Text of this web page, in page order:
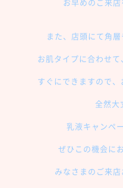
また、店頭にて角
お肌タイプに合わせ
すぐにできますので
全然大
乳液キャンペ
ぜひこの機会に
みなさまのご来